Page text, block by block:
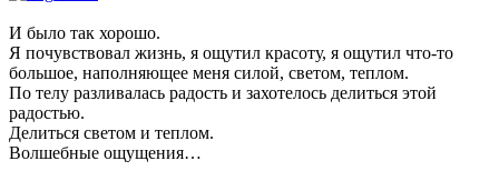
И было так хорошо.
Я почувствовал жизнь, я ощутил красоту, я ощутил что-то
большое, наполняющее меня силой, светом, теплом.
По телу разливалась радость и захотелось делиться этой
радостью.
Делиться светом и теплом.
Волшебные ощущения…